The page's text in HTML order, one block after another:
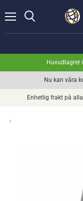
Huvudlagret
Nu kan våra
Enhetlig frakt på
›